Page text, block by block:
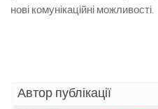
нові комунікаційні можливості.
Автор публікації